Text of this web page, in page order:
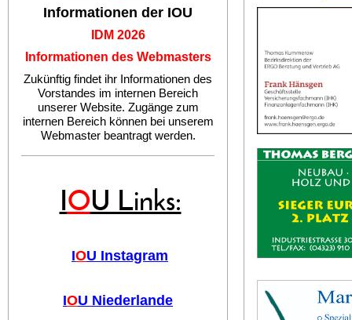
Informationen der IOU
IDM 2026
Informationen des Webmasters
Zukünftig findet ihr Informationen des
Vorstandes im internen Bereich
unserer Website. Zugänge zum
internen Bereich können bei unserem
Webmaster beantragt werden.
IOU Links:
IOU Instagram
IOU Niederlande